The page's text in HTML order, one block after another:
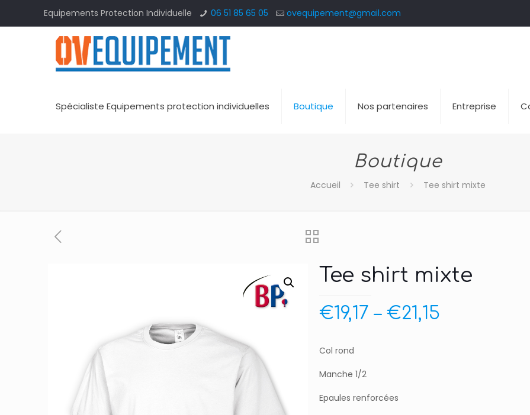
Equipements Protection Individuelle 06 51 85 65 05 ovequipement@gmail.com
Spécialiste Equipements protection individuelles Boutique Nos partenaires Entreprise
Boutique
Accueil Tee shirt Tee shirt mixte
Tee shirt mixte
€19,17 – €21,15
Col rond
Manche 1/2
Epaules renforcées